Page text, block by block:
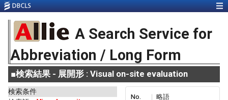
A Search Service for
Abbreviation / Long Form
■検索結果 - 展開形 : Visual on-site evaluation
検索条件
No. 略語